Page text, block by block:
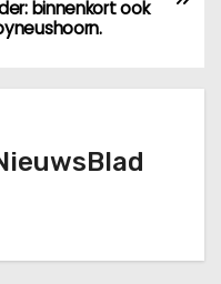
binnenkort ook